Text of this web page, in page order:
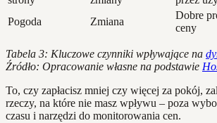
Pogoda
Zmiana
Dobre
ceny
Tabela 3: Kluczowe czynniki wpływające na
Źródło: Opracowanie własne na podstawie
To, czy zapłacisz mniej czy więcej za pokój,
rzeczy, na które nie masz wpływu – poza
czasu i narzędzi do monitorowania cen.